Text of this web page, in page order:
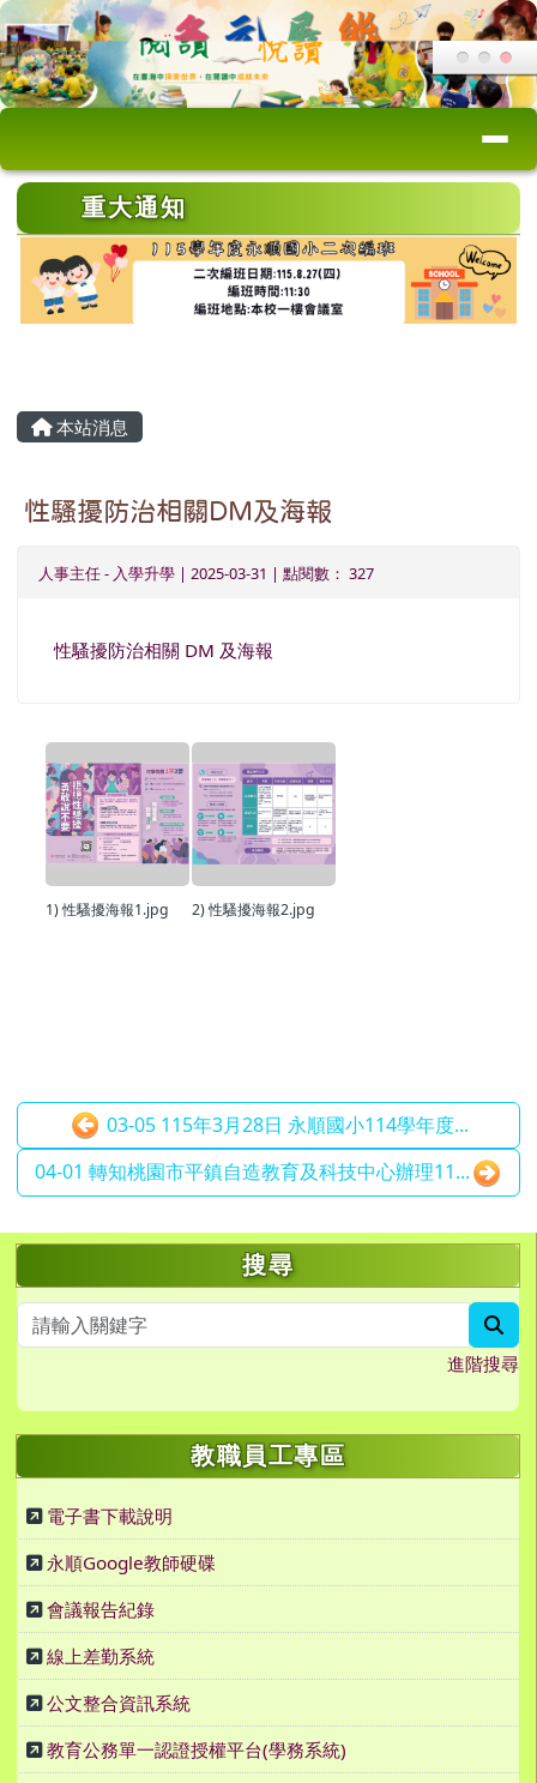
跳至主內容區
桃園市永順國小
導覽列
上中區域內容
重大通知
本站消息
性騷擾防治相關DM及海報
人事主任- 入學升學 | 2025-03-31 | 點閱數： 327
性騷擾防治相關 DM 及海報
1) 性騷擾海報1.jpg 2) 性騷擾海報2.jpg
03-05 115年3月28日 永順國小114學年度...
04-01 轉知桃園市平鎮自造教育及科技中心辦理11...
左邊區域內容 搜尋
進階搜尋
教職員工專區
電子書下載說明
永順Google教師硬碟
會議報告紀錄
線上差勤系統
公文整合資訊系統
教育公務單一認證授權平台(學務系統)
頁尾區域